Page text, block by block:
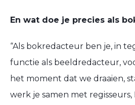
En wat doe je precies als
“Als bokredacteur ben je, in
functie als beeldredacteur,
het moment dat we draaien,
werk je samen met regisseurs,